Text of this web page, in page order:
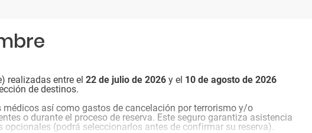
realizadas entre el 22 de julio de 2026 y el 10 de agosto de 2026
de destinos.
así como gastos de cancelación por terrorismo y/o
o durante el proceso de reserva. Este seguro garantiza asistencia
(podrá seleccionarlos antes de confirmar su reserva).